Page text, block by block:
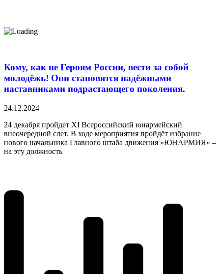
Кому, как не Героям России, вести за собой
молодёжь! Они становятся надёжными
наставниками подрастающего поколения.
24.12.2024
24 декабря пройдет XI Всероссийский юнармейский
внеочередной слет. В ходе мероприятия пройдёт избрание
нового начальника Главного штаба движения «ЮНАРМИЯ» –
на эту должность